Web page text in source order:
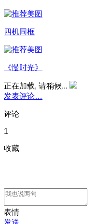
四机同框
《慢时光》
正在加载, 请稍候...
发表评论…
评论
1
收藏
表情